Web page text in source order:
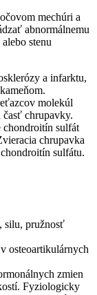
mechúri a
abnormálnemu
stenu
a infarktu,
molekúl
časť chrupavky.
sulfát
chrupavka
sulfátu.
silu, pružnosť
osteoartikulárnych
zmien
Fyziologicky